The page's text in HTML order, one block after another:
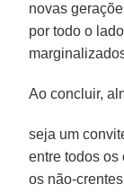
novas
por todo o
Ao concluir,
seja um
entre todos os
os não-